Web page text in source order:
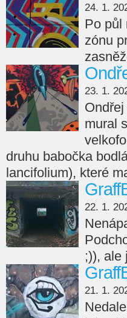
24. 1.
Po půl
zónu
23. 1.
mural
druhu babočka
lancifolium), které
22. 1.
;)), ale
21. 1.